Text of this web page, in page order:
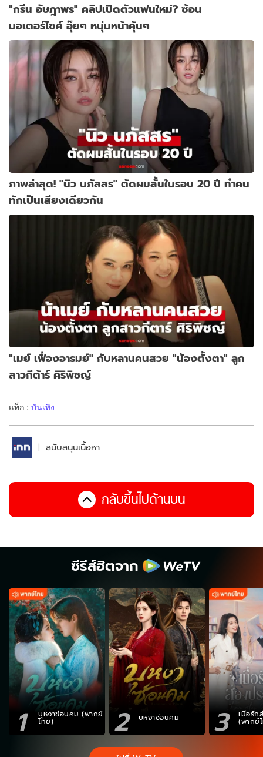
"กรีน อัษฎาพร" คลิปเปิดตัวแฟนใหม่? ซ้อน
มอเตอร์ไซค์ อุ๊ยๆ หนุ่มหน้าคุ้นๆ
ภาพล่าสุด! "นิว นภัสสร" ตัดผมสั้นในรอบ 20 ปี ทำคน
ทักเป็นเสียงเดียวกัน
"เมย์ เฟื่องอารมย์" กับหลานคนสวย "น้องตั้งตา" ลูก
สาวกีต้าร์ ศิริพิชญ์
แท็ก : บันเทิง
สนับสนุนเนื้อหา
กลับขึ้นไปด้านบน
ซีรีส์ฮิตจาก
1 บุหงาซ่อนคม (พากย์
ไทย) 2 บุหงาซ่อนคม 3 เมื่อรัก
(พากย์